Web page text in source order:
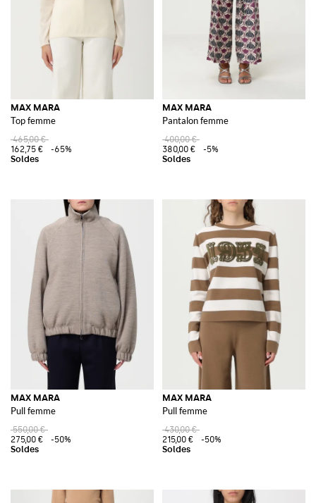
MAX MARA
Top femme
465,00 €
162,75 €
-65%
MAX MARA
Pantalon femme
400,00 €
380,00 €
-5%
MAX MARA
Pull femme
550,00 €
275,00 €
-50%
MAX MARA
Pull femme
430,00 €
215,00 €
-50%